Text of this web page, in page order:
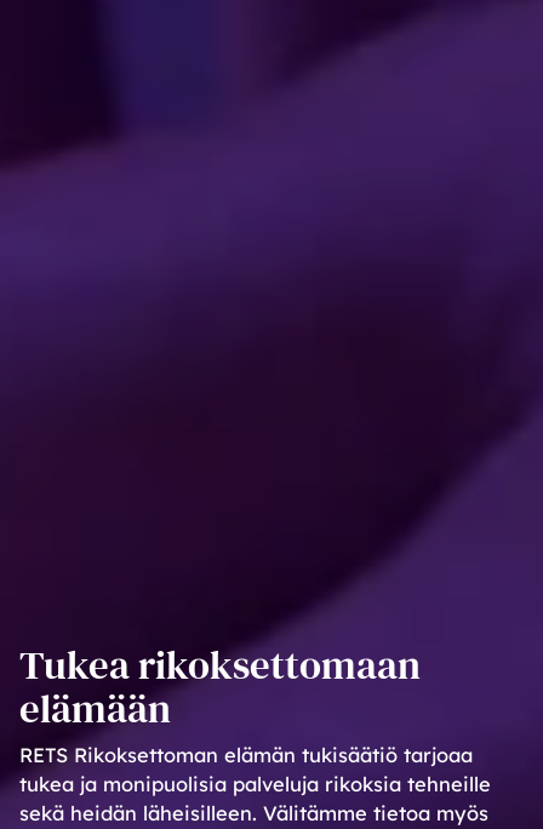
Tukea rikoksettomaan
elämään
RETS Rikoksettoman elämän tukisäätiö tarjoaa
tukea ja monipuolisia palveluja rikoksia tehneille
sekä heidän läheisilleen. Välitämme tietoa myös